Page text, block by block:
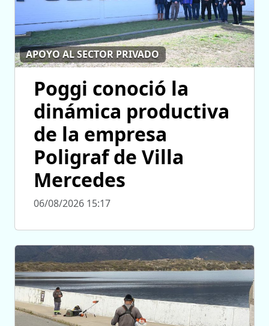
APOYO AL SECTOR PRIVADO
Poggi conoció la
dinámica productiva
de la empresa
Poligraf de Villa
Mercedes
06/08/2026 15:17